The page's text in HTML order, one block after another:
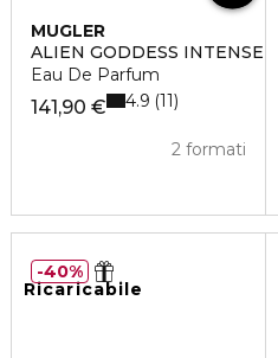
MUGLER
ALIEN GODDESS INTENSE
Eau De Parfum
141,90 €
2 formati
4.9 11
Ricaricabile
40%